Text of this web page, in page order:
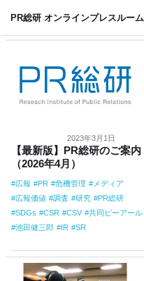
PR総研 オンラインプレスルーム
#CSV
2023年3月1日
【最新版】PR総研のご案内
（2026年4月）
広報 PR 危機管理
メディア
広報価値
調査 研究
PR総研
SDGs
CSR CSV
共同ピーアール
池田健三郎
IR SR